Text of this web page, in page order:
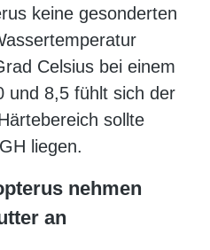
keine gesonderten
Celsius bei einem
und 8,5 fühlt sich der
sollte
liegen.
nehmen
an